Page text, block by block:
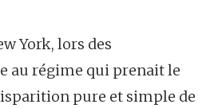
York, lors des
au régime qui prenait le
pure et simple de